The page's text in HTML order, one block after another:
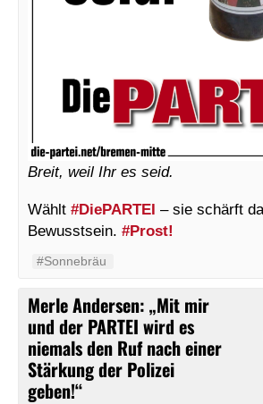
Breit, weil Ihr es seid.
Wählt #DiePARTEI – sie schärft
Bewusstsein. #Prost!
#Sonnebräu
Merle Andersen: „Mit mir
und der PARTEI wird es
niemals den Ruf nach einer
Stärkung der Polizei
geben!“